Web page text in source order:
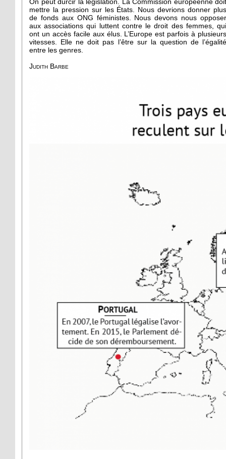
On peut durcir la législation. La Commission européenne doit
mettre la pression sur les États. Nous devrions donner plus
de fonds aux ONG féministes. Nous devons nous opposer
aux associations qui luttent contre le droit des femmes, qui
ont un accès facile aux élus. L’Europe est parfois à plusieurs
vitesses. Elle ne doit pas l’être sur la question de l’égalité
entre les genres.
Judith Barbe